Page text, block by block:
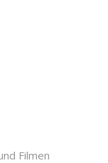
Filmen